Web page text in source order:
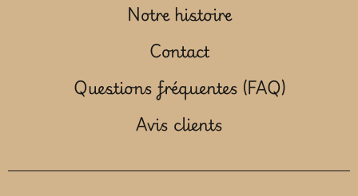
Notre histoire
Contact
Questions fréquentes (FAQ)
Avis clients